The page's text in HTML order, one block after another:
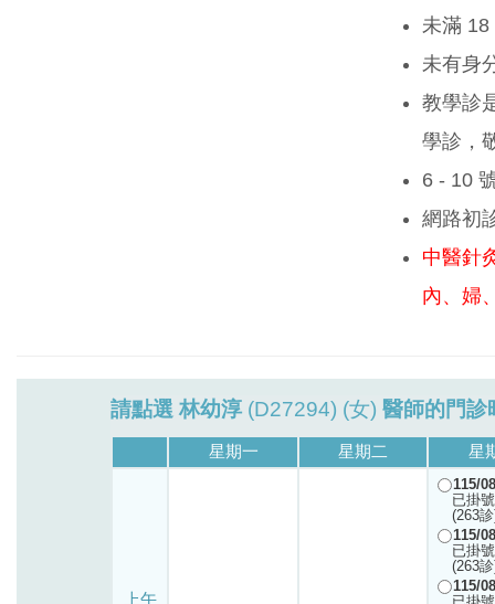
未滿 18
未有身
教學診
學診，
6 - 10
網路初
中醫針
內、婦